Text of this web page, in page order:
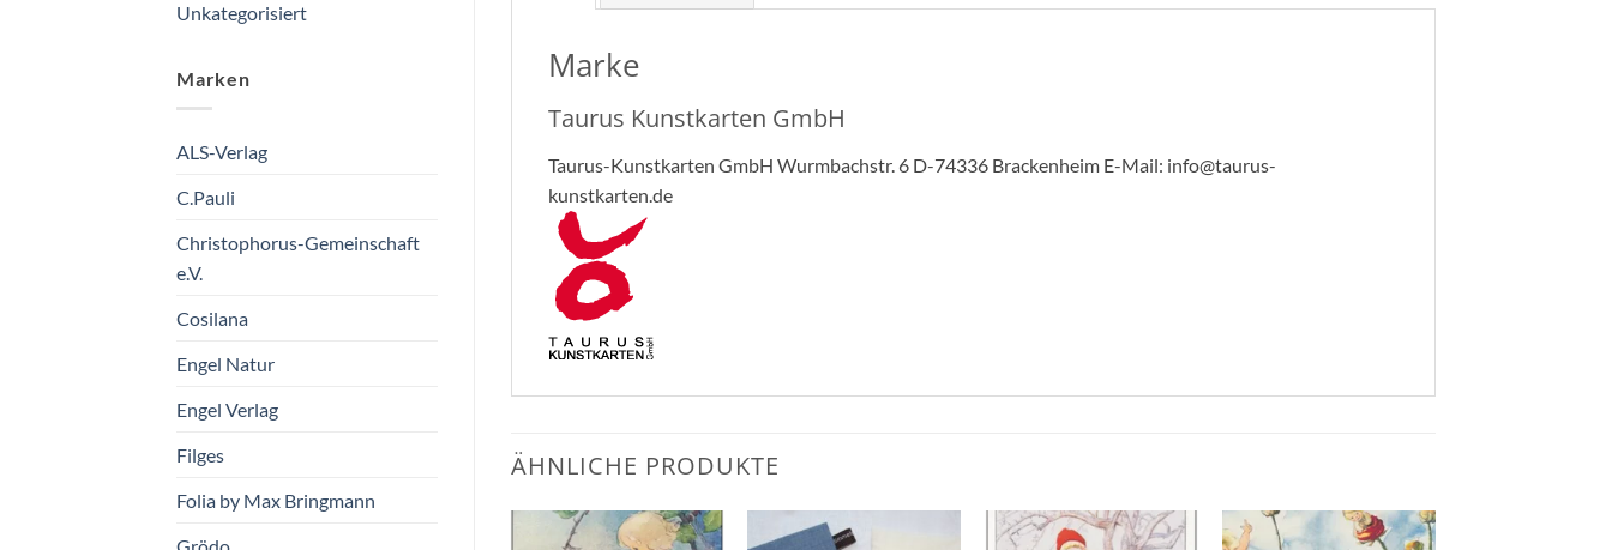
Unkategorisiert
Marken
ALS-Verlag
C.Pauli
Christophorus-Gemeinschaft
e.V.
Cosilana
Engel Natur
Engel Verlag
Filges
Folia by Max Bringmann
Marke
Taurus Kunstkarten GmbH
Taurus-Kunstkarten GmbH Wurmbachstr. 6 D-74336 Brackenheim E-Mail: info@taurus-
kunstkarten.de
ÄHNLICHE PRODUKTE